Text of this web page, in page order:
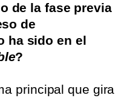
de la fase previa
de
ha sido en el
?
principal que gira